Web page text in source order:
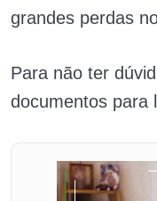
grandes perdas
Para não ter
documentos para